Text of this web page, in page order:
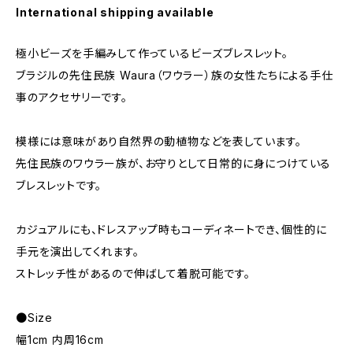
International shipping available
極小ビーズを手編みして作っているビーズブレスレット。
ブラジルの先住民族 Waura（ワウラー）族の女性たちによる手仕
事のアクセサリーです。
模様には意味があり自然界の動植物などを表しています。
先住民族のワウラー族が、お守りとして日常的に身につけている
ブレスレットです。
カジュアルにも、ドレスアップ時もコーディネートでき、個性的に
手元を演出してくれます。
ストレッチ性があるので伸ばして着脱可能です。
●Size
幅1cm 内周16cm